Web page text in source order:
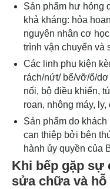
Sản phẩm hư hỏng
khả kháng: hỏa
nguyên nhân cơ
trình vận chuyển và
Các linh phụ kiện
rách/nứt/ bể/vỡ/ố/
nối, bộ điều khiển,
roan, nhông máy,
Sản phẩm do
can thiệp bởi bên
hành ủy quyền của
Khi bếp gặp sự
sửa chữa và